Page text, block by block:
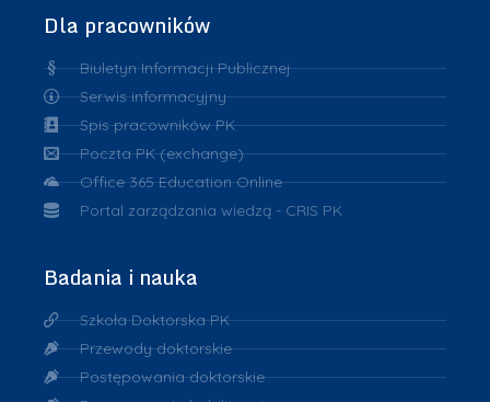
Dla pracowników
Biuletyn Informacji Publicznej
Serwis informacyjny
Spis pracowników PK
Poczta PK (exchange)
Office 365 Education Online
Portal zarządzania wiedzą - CRIS PK
Badania i nauka
Szkoła Doktorska PK
Przewody doktorskie
Postępowania doktorskie